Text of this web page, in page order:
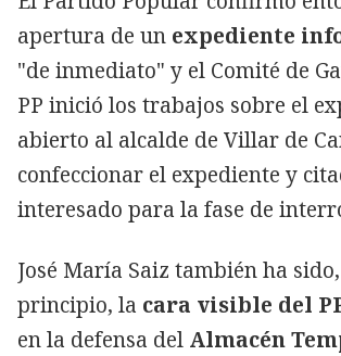
apertura de un expediente
"de inmediato" y el Comité de
PP inició los trabajos sobre el
abierto al alcalde de Villar de
confeccionar el expediente y
interesado para la fase de
José María Saiz también ha
principio, la cara visible del
en la defensa del Almacén